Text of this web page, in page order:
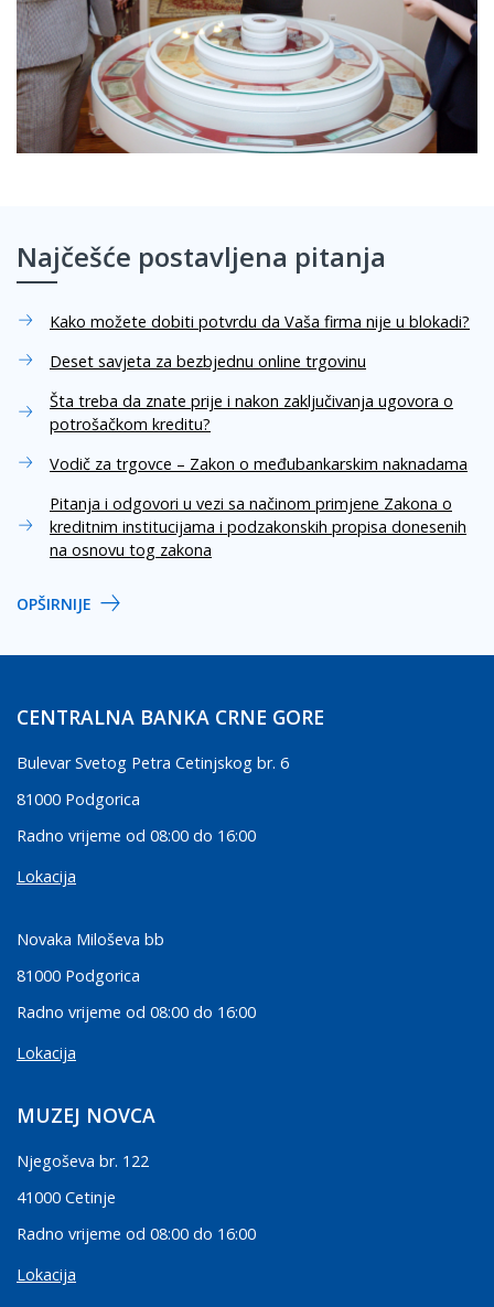
Najčešće postavljena pitanja
Kako možete dobiti potvrdu da Vaša firma nije u blokadi?
Deset savjeta za bezbjednu online trgovinu
Šta treba da znate prije i nakon zaključivanja ugovora o
potrošačkom kreditu?
Vodič za trgovce – Zakon o međubankarskim naknadama
Pitanja i odgovori u vezi sa načinom primjene Zakona o
kreditnim institucijama i podzakonskih propisa donesenih
na osnovu tog zakona
OPŠIRNIJE
CENTRALNA BANKA CRNE GORE
Bulevar Svetog Petra Cetinjskog br. 6
81000 Podgorica
Radno vrijeme od 08:00 do 16:00
Lokacija
Novaka Miloševa bb
81000 Podgorica
Radno vrijeme od 08:00 do 16:00
Lokacija
MUZEJ NOVCA
Njegoševa br. 122
41000 Cetinje
Radno vrijeme od 08:00 do 16:00
Lokacija